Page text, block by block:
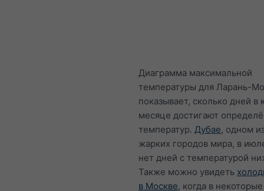
Диаграмма максимальной
температуры для Ларань-
показывает, сколько дней в
месяце достигают
температур. Дубае, одном
жарких городов мира, в
нет дней с температурой
Также можно увидеть
в Москве, когда в